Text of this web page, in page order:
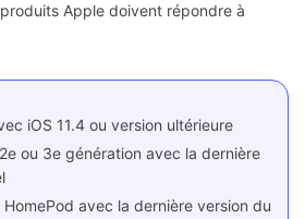
Apple doivent répondre à
iOS 11.4 ou version ultérieure
ou 3e génération avec la dernière
HomePod avec la dernière version du